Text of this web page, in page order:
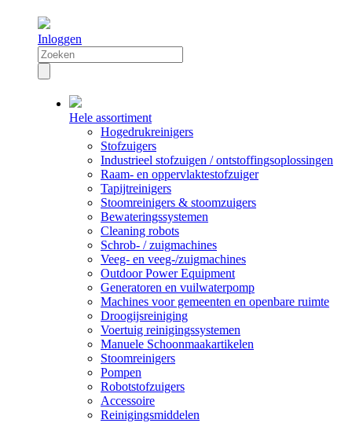
Inloggen
Hele assortiment
Hogedrukreinigers
Stofzuigers
Industrieel stofzuigen / ontstoffingsoplossingen
Raam- en oppervlaktestofzuiger
Tapijtreinigers
Stoomreinigers & stoomzuigers
Bewateringssystemen
Cleaning robots
Schrob- / zuigmachines
Veeg- en veeg-/zuigmachines
Outdoor Power Equipment
Generatoren en vuilwaterpomp
Machines voor gemeenten en openbare ruimte
Droogijsreiniging
Voertuig reinigingssystemen
Manuele Schoonmaakartikelen
Stoomreinigers
Pompen
Robotstofzuigers
Accessoire
Reinigingsmiddelen